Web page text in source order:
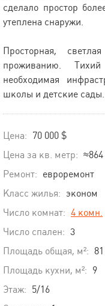
сделало простор
утеплена снаружи.
Просторная,
проживанию.
необходимая
школы и детские
Цена: 70 000 $
Цена за кв. метр:
Ремонт: евроремонт
Класс жилья: эконом
Число комнат: 4 комн.
Число спален: 3
Площадь общая, м²: 81
Площадь кухни, м²: 9
Этаж: 5/16